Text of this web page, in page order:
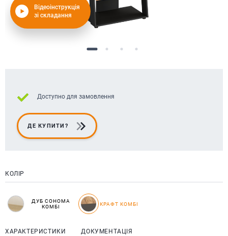
Відеоінструкція
зі складання
Доступно для замовлення
ДЕ КУПИТИ?
КОЛІР
ДУБ СОНОМА
КОМБІ
КРАФТ КОМБІ
ХАРАКТЕРИСТИКИ ДОКУМЕНТАЦІЯ